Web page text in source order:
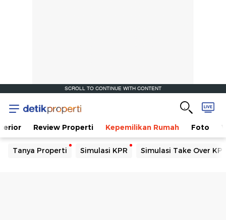
SCROLL TO CONTINUE WITH CONTENT
Review Properti Kepemilikan Rumah Foto
Tanya Properti Simulasi KPR Simulasi Take Over